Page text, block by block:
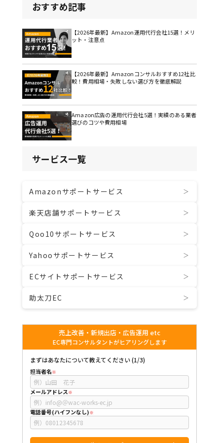
おすすめ記事
【2026年最新】Amazon運用代行会社15選！メリ
ット・注意点
【2026年最新】Amazonコンサルおすすめ12社比
較！費用相場・失敗しない選び方を徹底解説
Amazon広告の運用代行会社5選！実績のある業者
選びのコツや費用相場
サービス一覧
Amazonサポートサービス
楽天店舗サポートサービス
Qoo10サポートサービス
Yahooサポートサービス
ECサイトサポートサービス
助太刀EC
売上改善・新規出店・広告運用 etc
EC専門コンサルタントがヒアリングします
まずはあなたについて教えてください (1/3)
担当者名
メールアドレス
電話番号(ハイフンなし)